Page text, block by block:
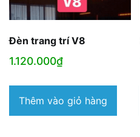
Đèn trang trí V8
1.120.000₫
Thêm vào giỏ hàng